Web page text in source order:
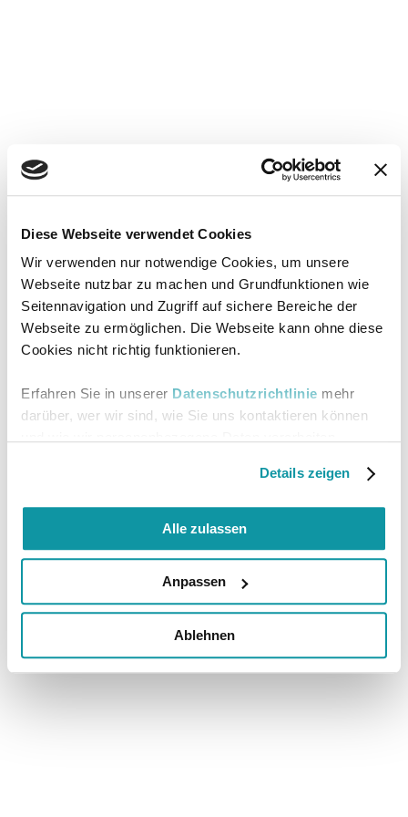
Diese Webseite verwendet Cookies
Wir verwenden nur notwendige Cookies, um unsere
Webseite nutzbar zu machen und Grundfunktionen wie
Seitennavigation und Zugriff auf sichere Bereiche der
Webseite zu ermöglichen. Die Webseite kann ohne diese
Cookies nicht richtig funktionieren.
Erfahren Sie in unserer Datenschutzrichtlinie mehr
darüber, wer wir sind, wie Sie uns kontaktieren können
Details zeigen
Alle zulassen
Anpassen
Ablehnen